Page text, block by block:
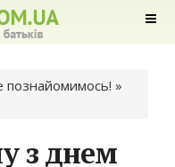
познайомимось! »
з днем